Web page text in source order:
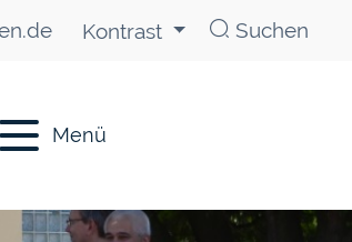
Kontrast Suchen
Menü